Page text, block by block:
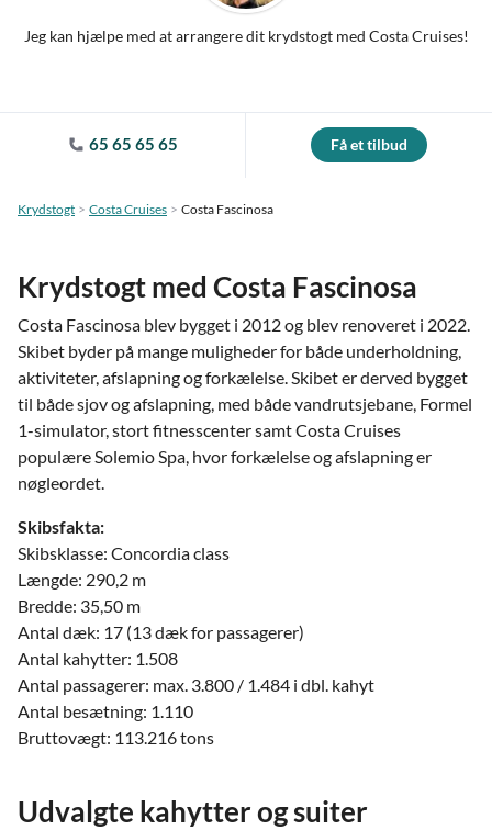
Jeg kan hjælpe med at arrangere dit krydstogt med Costa Cruises!
65 65 65 65 Få et tilbud
Krydstogt Costa Cruises Costa Fascinosa
Krydstogt med Costa Fascinosa
Costa Fascinosa blev bygget i 2012 og blev renoveret i 2022.
Skibet byder på mange muligheder for både underholdning,
aktiviteter, afslapning og forkælelse. Skibet er derved bygget
til både sjov og afslapning, med både vandrutsjebane, Formel
1-simulator, stort fitnesscenter samt Costa Cruises
populære Solemio Spa, hvor forkælelse og afslapning er
nøgleordet.
Skibsfakta:
Skibsklasse: Concordia class
Længde: 290,2 m
Bredde: 35,50 m
Antal dæk: 17 (13 dæk for passagerer)
Antal kahytter: 1.508
Antal passagerer: max. 3.800 / 1.484 i dbl. kahyt
Antal besætning: 1.110
Bruttovægt: 113.216 tons
Udvalgte kahytter og suiter